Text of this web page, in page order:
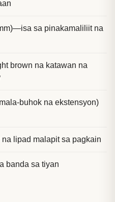
sa pinakamaliliit na
brown na katawan na
buhok na ekstensyon)
lipad malapit sa pagkain
banda sa tiyan